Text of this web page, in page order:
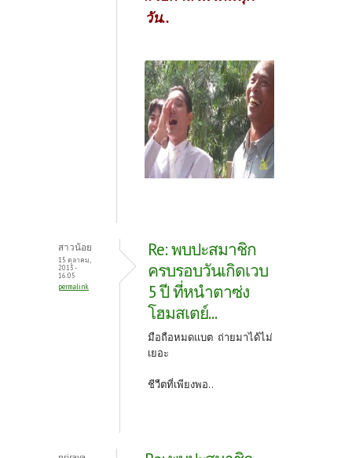
วัน..
สาวน้อย
15 ตุลาคม,
2013 -
16:05
permalink
Re: พบปะสมาชิก
ครบรอบวันเกิดเวบ
5 ปี ที่หนำตาซ่ง
โฮมสเตย์...
มือถือหมดแบต ถ่ายมาได้ไม่
เยอะ
ชีวืตที่เพียงพอ..